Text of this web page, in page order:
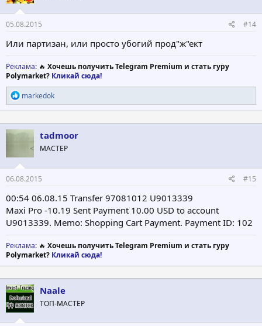
05.08.2015 #14
Или партизан, или просто убогий прод"ж"ект
Реклама: 🔥 Хочешь получить Telegram Premium и стать гуру
Polymarket? Кликай сюда!
Р
е
а
к
ц
:
markedok
tadmoor
МАСТЕР
06.08.2015 #15
00:54 06.08.15 Transfer 97081012 U9013339
Maxi Pro -10.19 Sent Payment 10.00 USD to account
U9013339. Memo: Shopping Cart Payment. Payment ID: 102
Реклама: 🔥 Хочешь получить Telegram Premium и стать гуру
Polymarket? Кликай сюда!
Naale
ТОП-МАСТЕР